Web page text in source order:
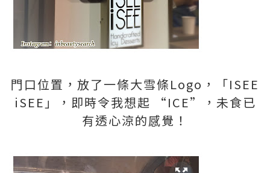
門口位置，放了一條大雪條Logo ，「ISEE
iSEE 」，即時令我想起 “ICE”，未食已
有透心涼的感覺！